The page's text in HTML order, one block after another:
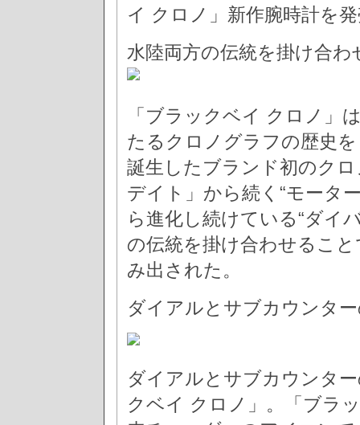
イ クロノ」新作腕時計を
水陸両方の伝統を掛け合
「ブラックベイ クロノ」
たるクロノグラフの歴史
誕生したブランド初のク
デイト」から続く“モータ
ら進化し続けている“ダイ
の伝統を掛け合わせるこ
み出された。
ダイアルとサブカウンタ
ダイアルとサブカウンタ
クベイ クロノ」。「ブラ